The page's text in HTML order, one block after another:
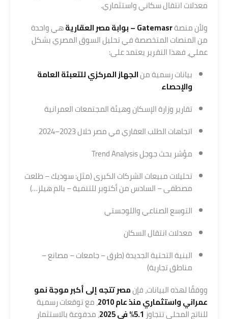
معدلات انتقال سكاني واستثماري.
ولأن منصةGatemasr– بوابة مصر العقاريةهي واحدة
من المنصات المتخصصة في تحليل السوق المصري بشكل
عملي، فهذا التقرير يعتمد على:
بيانات رسمية منالجهاز المركزي للتعبئة العامة
والإحصاء
تقارير وزارة الإسكان وهيئة المجتمعات العمرانية
اتجاهات الطلب العقاري في مصر خلال 2023–2024
مؤشر بحث جوجل Trend Analysis
تحليلات مبيعات الشركات الكبرى (مثل: سوديك – طلعت
مصطفى – السادس من أكتوبر للتنمية – بالم هيلز…)
التوسع الصناعي واللوجستي
معدلات انتقال السكان
البنية التحتية الجديدة (طرق – جامعات – مصانع –
مناطق تجارية)
ووفقًا لهذه البيانات، فإنمصر تتجه إلى أكبر موجة نمو
عمراني واستثماري منذ عام 2010
، مع توقعات رسمية
للناتج المحلي تتجاوز 5.1% في 2025
، مدفوعة بالاستثمار